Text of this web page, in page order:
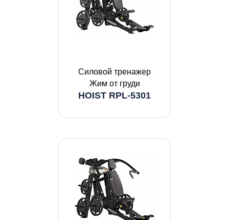
Силовой тренажер
Жим от груди
HOIST RPL-5301